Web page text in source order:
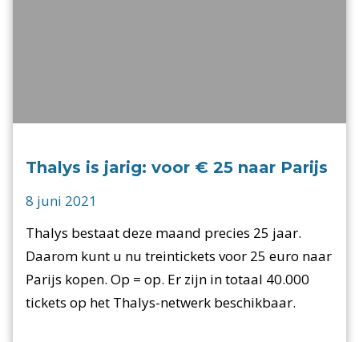
Thalys is jarig: voor € 25 naar Parijs
8 juni 2021
Thalys bestaat deze maand precies 25 jaar.
Daarom kunt u nu treintickets voor 25 euro naar
Parijs kopen. Op = op. Er zijn in totaal 40.000
tickets op het Thalys-netwerk beschikbaar.